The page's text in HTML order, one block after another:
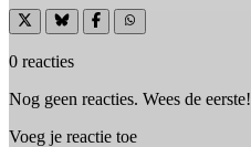
0 reacties
Nog geen reacties. Wees de eerste!
Voeg je reactie toe